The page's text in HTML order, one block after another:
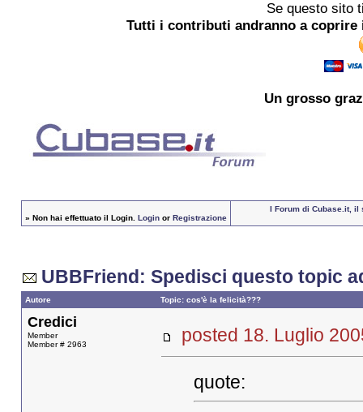
Se questo sito
Tutti i contributi andranno a
Un grosso
» Non hai effettuato il Login. Loginor Registrazione
I Forum di Cubase.it, il
UBBFriend: Spedisci questo topic
Autore Topic: cos'è la felicità???
Credici
Member
Member # 2963
posted 18. Luglio
quote: